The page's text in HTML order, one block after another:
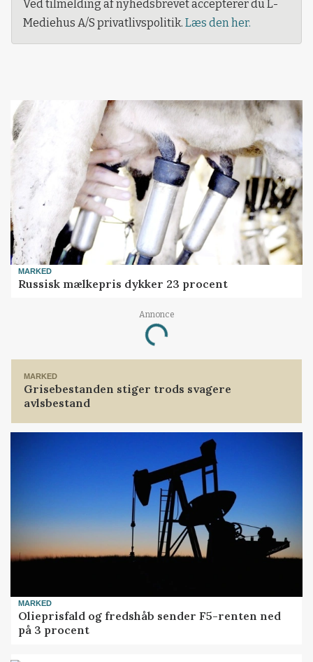
Ved tilmelding af nyhedsbrevet accepterer du L-
Mediehus A/S privatlivspolitik. Læs den her.
MARKED
Russisk mælkepris dykker 23 procent
Annonce
Loading...
MARKED
Grisebestanden stiger trods svagere
avlsbestand
MARKED
Olieprisfald og fredshåb sender F5-renten ned
på 3 procent